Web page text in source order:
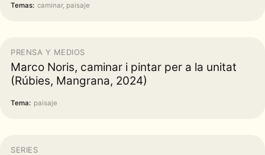
Temas: caminar, paisaje
PRENSA Y MEDIOS
Marco Noris, caminar i pintar per a la unitat
(Rúbies, Mangrana, 2024)
Tema: paisaje
SERIES